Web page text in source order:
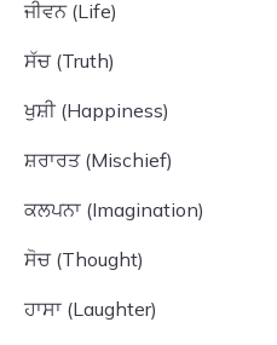
ਜੀਵਨ (Life)
ਸੱਚ (Truth)
ਖੁਸ਼ੀ (Happiness)
ਸ਼ਰਾਰਤ (Mischief)
ਕਲਪਨਾ (Imagination)
ਸੋਚ (Thought)
ਹਾਸਾ (Laughter)